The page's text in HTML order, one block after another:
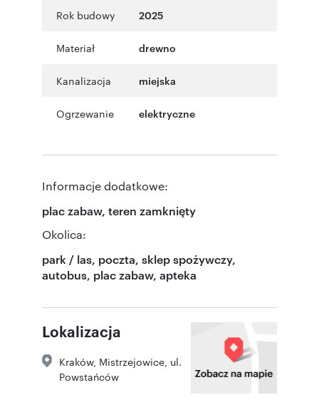
Rok budowy 2025
Materiał drewno
Kanalizacja miejska
Ogrzewanie elektryczne
Informacje dodatkowe:
plac zabaw, teren zamknięty
Okolica:
park / las, poczta, sklep spożywczy,
autobus, plac zabaw, apteka
Lokalizacja
Kraków, Mistrzejowice, ul.
Powstańców